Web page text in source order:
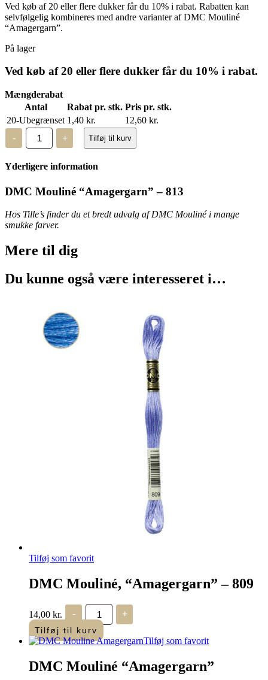
Ved køb af 20 eller flere dukker får du 10% i rabat. Rabatten kan
selvfølgelig kombineres med andre varianter af DMC Mouliné
“Amagergarn”.
På lager
Ved køb af 20 eller flere dukker får du 10% i rabat.
Mængderabat
Antal
Rabat pr. stk. Pris pr. stk.
20-Ubegrænset 1,40 kr. 12,60 kr.
-
DMC
Mouliné,
“Amagergarn”
813
+ Tilføj til kurv
Yderligere information
DMC Mouliné “Amagergarn” – 813
Hos Tille’s finder du et bredt udvalg af DMC Mouliné i mange
smukke farver.
Mere til dig
Du kunne også være interesseret i…
Tilføj som favorit
DMC Mouliné, “Amagergarn” – 809
14,00 kr. -
DMC
Mouliné,
“Amagergarn”
-
809
+
Tilføj til kurv
Tilføj som favorit
DMC Mouliné “Amagergarn”